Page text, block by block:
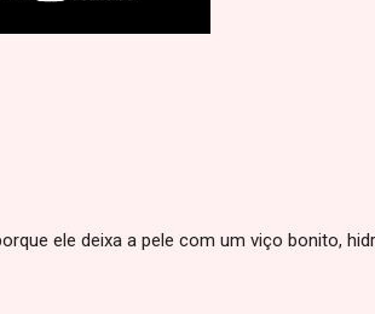
ele deixa a pele com um viço bonito,